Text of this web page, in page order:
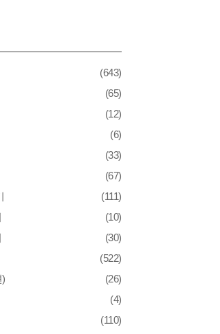
(643)
(65)
(12)
(6)
(33)
(67)
(111)
(10)
(30)
(522)
(26)
(4)
(110)